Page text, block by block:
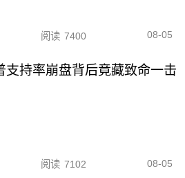
阅读 7400 08-05
支持率崩盘背后竟藏致命一击
阅读 7102 08-05